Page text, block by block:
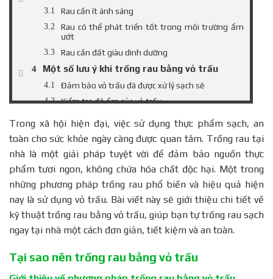
Rau cần ít ánh sáng
Rau có thể phát triển tốt trong môi trường ẩm
ướt
Rau cần đất giàu dinh dưỡng
Một số lưu ý khi trồng rau bằng vỏ trấu
Đảm bảo vỏ trấu đã được xử lý sạch sẽ
Kiểm tra độ ẩm của vỏ trấu
Chọn loại rau phù hợp với điều kiện trồng
Câu hỏi thường gặp về việc trồng rau bằng
vỏ trấu
Vỏ trấu có thể tái sử dụng được không?
Có cần phải thay đổi phương pháp chăm sóc rau
khi trồng bằng vỏ trấu không?
Rau trồng bằng vỏ trấu có thể phát triển tốt như
rau trồng trong đất không?
Kết luận
Trong xã hội hiện đại, việc sử dụng thực phẩm sạch, an
toàn cho sức khỏe ngày càng được quan tâm. Trồng rau tại
nhà là một giải pháp tuyệt vời để đảm bảo nguồn thực
phẩm tươi ngon, không chứa hóa chất độc hại. Một trong
những phương pháp trồng rau phổ biến và hiệu quả hiện
nay là sử dụng vỏ trấu. Bài viết này sẽ giới thiệu chi tiết về
kỹ thuật trồng rau bằng vỏ trấu, giúp bạn tự trồng rau sạch
ngay tại nhà một cách đơn giản, tiết kiệm và an toàn.
Tại sao nên trồng rau bằng vỏ trấu